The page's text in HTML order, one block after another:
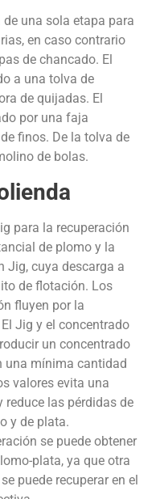
una sola etapa para
en caso contrario
de chancado. El
a una tolva de
de quijadas. El
por una faja
finos. De la tolva de
de bolas.
para la recuperación
de plomo y la
Jig, cuya descarga a
de flotación. Los
fluyen por la
Jig y el concentrado
un concentrado
una mínima cantidad
valores evita una
reduce las pérdidas de
y de plata.
se puede obtener
plata, ya que otra
puede recuperar en el